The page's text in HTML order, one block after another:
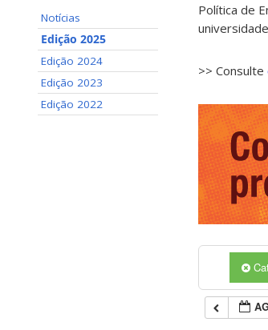
Notícias
Edição 2025
Edição 2024
Edição 2023
Edição 2022
Política de
>> Consulte